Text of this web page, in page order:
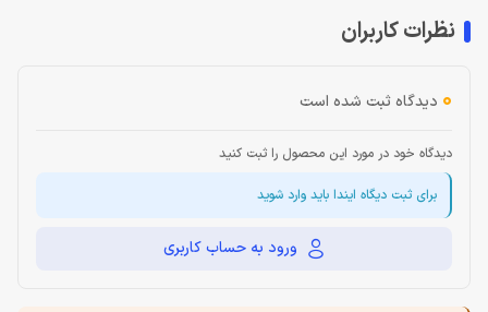
نظرات کاربران
0 دیدگاه ثبت شده است
دیدگاه خود در مورد این محصول را ثبت کنید
برای ثبت دیگاه ایندا باید وارد شوید
ورود به حساب کاربری